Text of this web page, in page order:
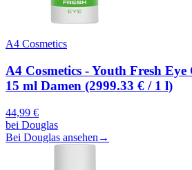
A4 Cosmetics
A4 Cosmetics - Youth Fresh Eye
15 ml Damen (2999.33 € / 1 l)
44,99 €
bei Douglas
Bei Douglas ansehen →